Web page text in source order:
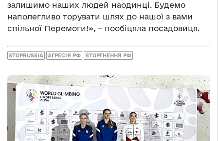
залишимо наших людей наодинці. Будемо
наполегливо торувати шлях до нашої з вами
спільної Перемоги!», – пообіцяла посадовиця.
STOPRUSSIA АГРЕСІЯ РФ ВТОРГНЕННЯ РФ